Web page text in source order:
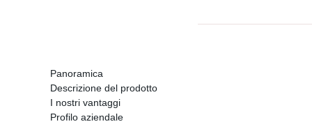
Panoramica
Descrizione del prodotto
I nostri vantaggi
Profilo aziendale